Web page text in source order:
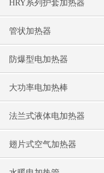
HRY系列护套加热器
管状加热器
防爆型电加热器
大功率电加热棒
法兰式液体电加热器
翅片式空气加热器